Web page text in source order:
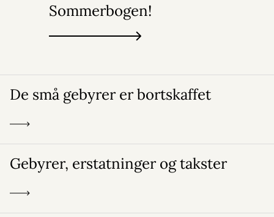
Sommerbogen!
De små gebyrer er bortskaffet
Gebyrer, erstatninger og takster